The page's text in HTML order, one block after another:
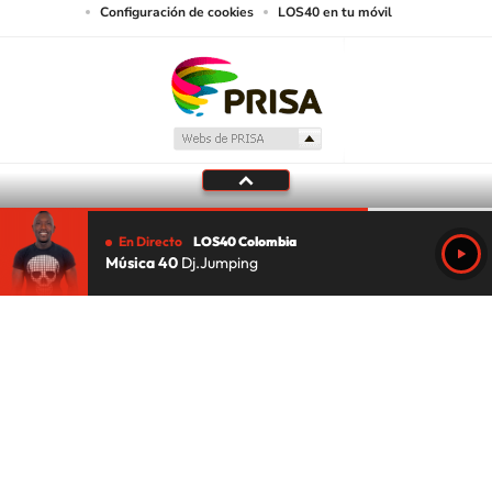
Configuración de cookies
LOS40 en tu móvil
En Directo LOS40 Colombia
Música 40 Dj.Jumping